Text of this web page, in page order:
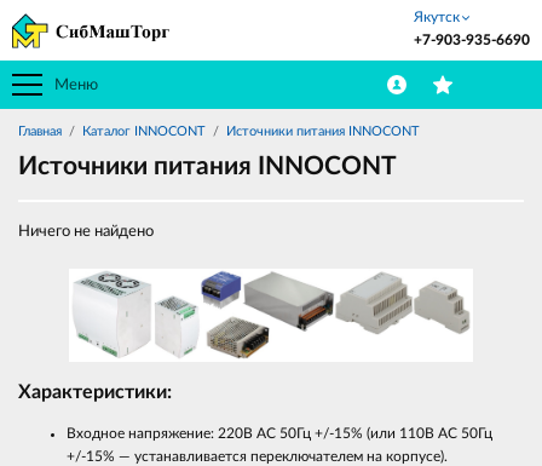
Меню
Якутск
+7-903-935-6690
Главная Каталог INNOCONT Источники питания INNOCONT
Источники питания INNOCONT
Ничего не найдено
Характеристики:
Входное напряжение: 220В AC 50Гц +/-15% (или 110В AC 50Гц
+/-15% — устанавливается переключателем на корпусе).